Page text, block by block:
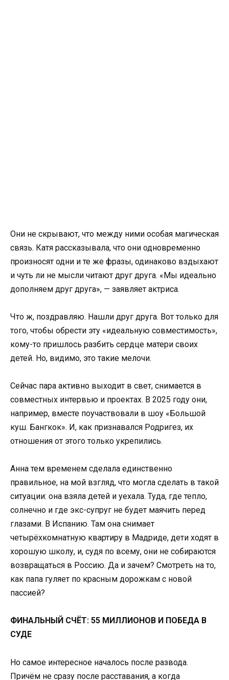
Они не скрывают, что между ними особая магическая
связь. Катя рассказывала, что они одновременно
произносят одни и те же фразы, одинаково вздыхают
и чуть ли не мысли читают друг друга. «Мы идеально
дополняем друг друга», — заявляет актриса.
Что ж, поздравляю. Нашли друг друга. Вот только для
того, чтобы обрести эту «идеальную совместимость»,
кому-то пришлось разбить сердце матери своих
детей. Но, видимо, это такие мелочи.
Сейчас пара активно выходит в свет, снимается в
совместных интервью и проектах. В 2025 году они,
например, вместе поучаствовали в шоу «Большой
куш. Бангкок». И, как признавался Родригез, их
отношения от этого только укрепились.
Анна тем временем сделала единственно
правильное, на мой взгляд, что могла сделать в такой
ситуации: она взяла детей и уехала. Туда, где тепло,
солнечно и где экс-супруг не будет маячить перед
глазами. В Испанию. Там она снимает
четырёхкомнатную квартиру в Мадриде, дети ходят в
хорошую школу, и, судя по всему, они не собираются
возвращаться в Россию. Да и зачем? Смотреть на то,
как папа гуляет по красным дорожкам с новой
пассией?
ФИНАЛЬНЫЙ СЧЁТ: 55 МИЛЛИОНОВ И ПОБЕДА В
СУДЕ
Но самое интересное началось после развода.
Причём не сразу после расставания, а когда